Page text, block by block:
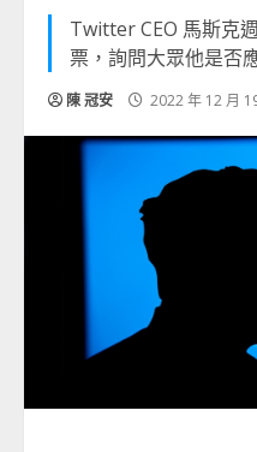
Twitter CEO 馬斯克
票，詢問大眾他是否
陳 冠安 2022 年 12 月